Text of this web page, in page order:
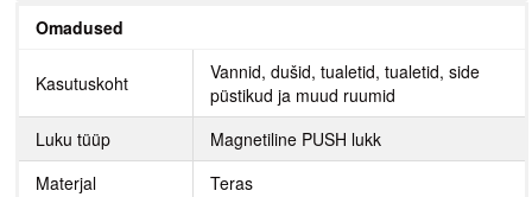
Omadused
Kasutuskoht
Vannid, dušid, tualetid, tualetid, side
püstikud ja muud ruumid
Luku tüüp
Magnetiline PUSH lukk
Materjal
Teras